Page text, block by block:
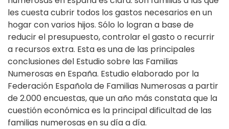
les cuesta cubrir todos los gastos necesarios en un
hogar con varios hijos. Sólo lo logran a base de
reducir el presupuesto, controlar el gasto o recurrir
a recursos extra. Esta es una de las principales
conclusiones del Estudio sobre las Familias
Numerosas en España. Estudio elaborado por la
Federación Española de Familias Numerosas a partir
de 2.000 encuestas, que un año más constata que la
cuestión económica es la principal dificultad de las
familias numerosas en su día a día.